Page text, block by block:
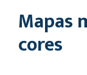
Mapas
cores